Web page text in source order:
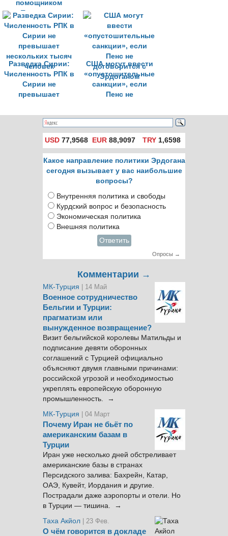
помощником
Трампа по
нацбезопасности
Разведка Сирии:
Численность РПК в
Сирии не
превышает
человек
США могут ввести
«опустошительные
санкции», если
Пенс не
Эрдоганом
USD 77,9568 EUR 88,9097 TRY1,6598
Какое направление политики Эрдогана
сегодня вызывает у вас наибольшие
вопросы?
Внутренняя политика и свободы
Курдский вопрос и безопасность
Экономическая политика
Внешняя политика
Ответить
Опросы →
Комментарии →
МК-Турция | 14 Май
Военное сотрудничество
Бельгии и Турции:
прагматизм или
вынужденное возвращение?
Визит бельгийской королевы Матильды и
подписание девяти оборонных
соглашений с Турцией официально
объясняют двумя главными причинами:
российской угрозой и необходимостью
укреплять европейскую оборонную
промышленность. →
МК-Турция
| 04 Март
Почему Иран не бьёт по
американским базам в
Турции
Иран уже несколько дней обстреливает
американские базы в странах
Персидского залива: Бахрейн, Катар,
ОАЭ, Кувейт, Иордания и другие.
Пострадали даже аэропорты и отели. Но
в Турции — тишина. →
Таха Акйол | 23 Фев.
О чём говорится в докладе